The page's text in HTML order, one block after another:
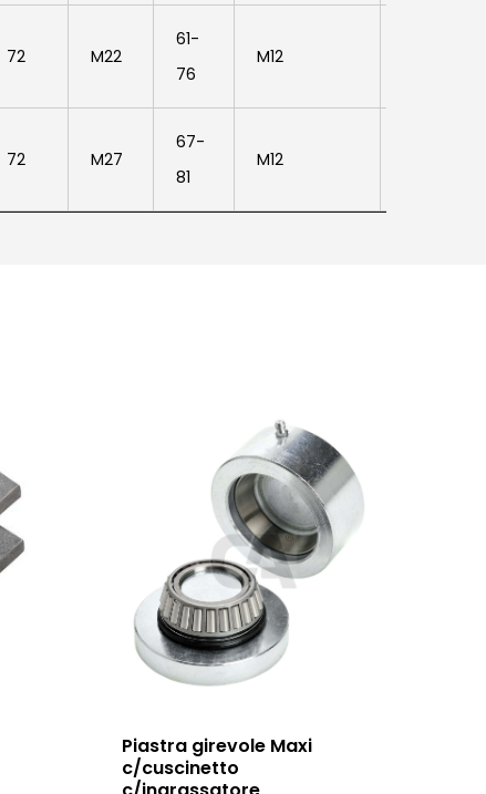
72 M22
61-
76
M12
72 M27
67-
81
M12
Piastra girevole Maxi
c/cuscinetto